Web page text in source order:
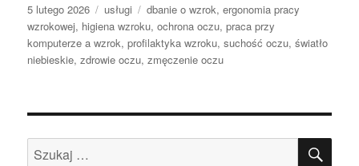
Data
publikacji
5 lutego 2026 Kategorie
usługi Tagi
dbanie o wzrok,ergonomia pracy
wzrokowej, higiena wzroku,ochrona oczu,praca przy
komputerze a wzrok,profilaktyka wzroku,suchość oczu,światło
niebieskie,zdrowie oczu,zmęczenie oczu
Szukaj: